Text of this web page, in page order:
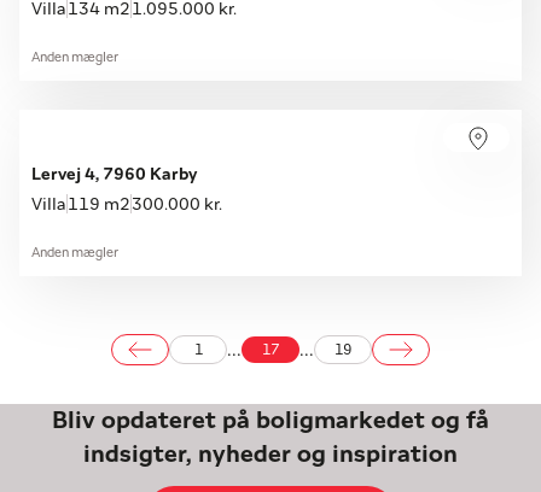
Villa 134 m2 1.095.000 kr.
Anden mægler
Lervej 4, 7960 Karby
Villa 119 m2 300.000 kr.
Anden mægler
... 17 ... 19
Bliv opdateret på boligmarkedet og få
indsigter, nyheder og inspiration